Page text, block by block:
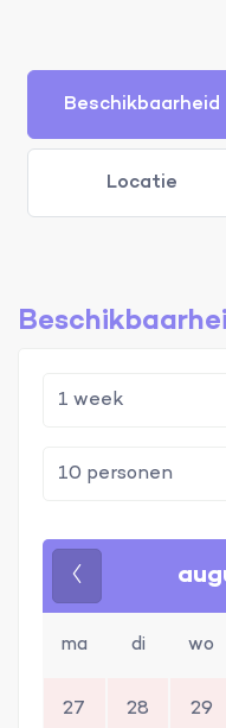
Beschikbaarheid
Locatie
ma di wo
27 28 29